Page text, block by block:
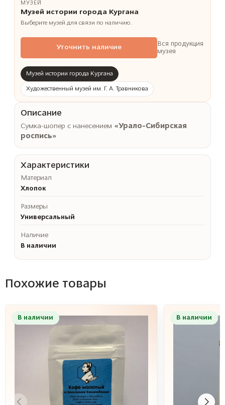
МУЗЕЙ
Музей истории города Кургана
Выберите музей для связи по наличию.
Уточнить наличие
Вся продукция
музея
Музей истории города Кургана
Художественный музей им. Г. А. Травникова
Описание
Сумка-шопер с нанесением «Урало-Сибирская
роспись»
Характеристики
Материал
Хлопок
Размеры
Универсальный
Наличие
В наличии
Похожие товары
В наличии В наличии